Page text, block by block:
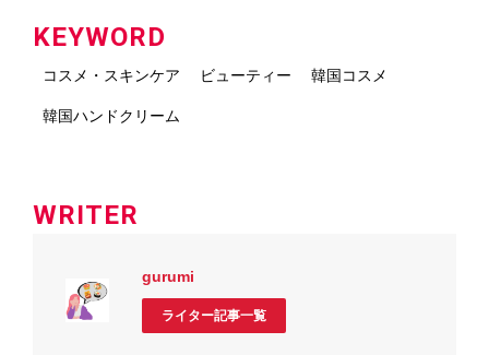
KEYWORD
コスメ・スキンケア ビューティー 韓国コスメ
韓国ハンドクリーム
WRITER
gurumi
ライター記事一覧